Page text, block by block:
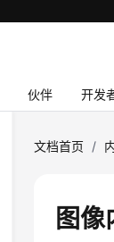
伙伴 开发
文档首页 /
图像